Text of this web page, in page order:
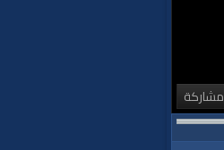
مشاركة